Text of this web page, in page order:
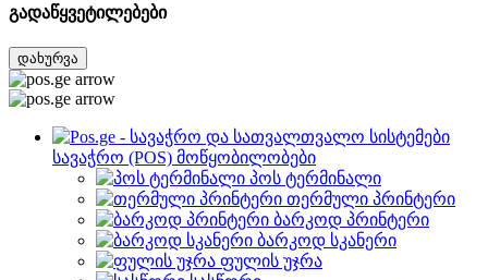
გადაწყვეტილებები
დახურვა
სავაჭრო (POS) მოწყობილობები
პოს ტერმინალი
თერმული პრინტერი
ბარკოდ პრინტერი
ბარკოდ სკანერი
ფულის უჯრა